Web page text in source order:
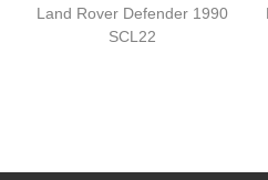
Land Rover Defender 1990
SCL22